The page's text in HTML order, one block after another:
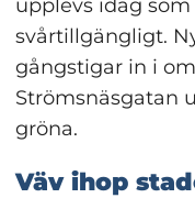
upplevs idag
svårtillgängligt.
gångstigar in i
Strömsnäsgatan
gröna.
Väv ihop